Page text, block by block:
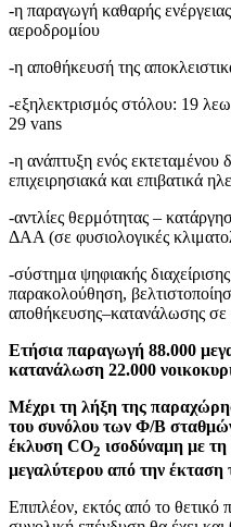
-η παραγωγή καθαρής
αεροδρομίου
-η αποθήκευσή της
-εξηλεκτρισμός στόλου: 19
29 vans
-η ανάπτυξη ενός εκτεταμένου
επιχειρησιακά και επιβατικά
-αντλίες θερμότητας –
ΔΑΑ (σε φυσιολογικές
-σύστημα ψηφιακής διαχείρισης
παρακολούθηση,
αποθήκευσης–κατανάλωσης σε
Ετήσια παραγωγή 88.000
κατανάλωση 22.000
Μέχρι τη λήξη της
του συνόλου των Φ/Β
έκλυση CO2 ισοδύναμη με
μεγαλύτερου από την έκταση
Επιπλέον, εκτός από το